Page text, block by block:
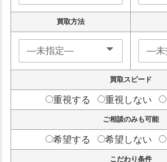
買取方法
買取スピード
重視する 重視しない
ご相談のみも可能
希望する 希望しない
こだわり条件